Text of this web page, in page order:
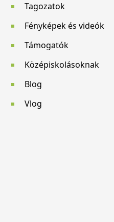
Tagozatok
Fényképek és videók
Támogatók
Középiskolásoknak
Blog
Vlog